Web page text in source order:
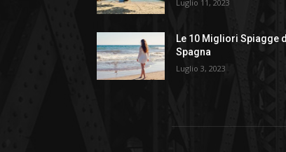
Luglio 11, 2023
Le 10 Migliori Spiagge
Spagna
Luglio 3, 2023